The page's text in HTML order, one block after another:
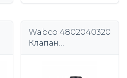
Wabco 4802040320
Клапан